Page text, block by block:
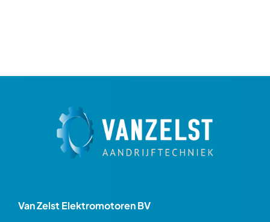
Van Zelst Elektromotoren BV